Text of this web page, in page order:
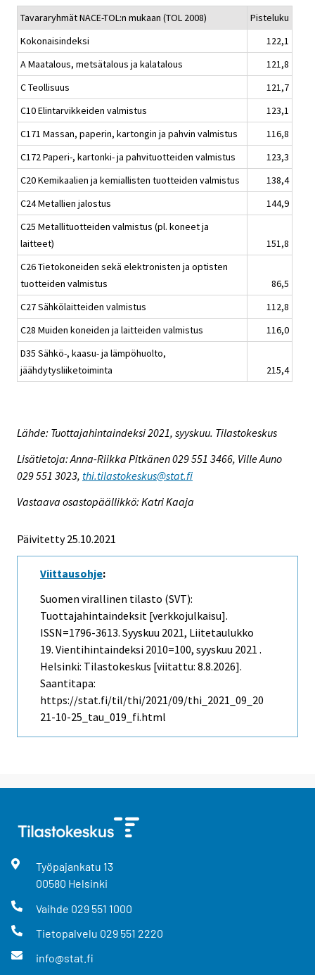
Tavararyhmät NACE-TOL:n mukaan (TOL 2008)
Pisteluku
Kokonaisindeksi
122,1
A Maatalous, metsätalous ja kalatalous
121,8
C Teollisuus
121,7
C10 Elintarvikkeiden valmistus
123,1
C171 Massan, paperin, kartongin ja pahvin valmistus
116,8
C172 Paperi-, kartonki- ja pahvituotteiden valmistus
123,3
C20 Kemikaalien ja kemiallisten tuotteiden valmistus
138,4
C24 Metallien jalostus
144,9
C25 Metallituotteiden valmistus (pl. koneet ja
laitteet)
151,8
C26 Tietokoneiden sekä elektronisten ja optisten
tuotteiden valmistus
86,5
C27 Sähkölaitteiden valmistus
112,8
C28 Muiden koneiden ja laitteiden valmistus
116,0
D35 Sähkö-, kaasu- ja lämpöhuolto,
jäähdytysliiketoiminta
215,4
Lähde: Tuottajahintaindeksi 2021, syyskuu. Tilastokeskus
Lisätietoja: Anna-Riikka Pitkänen 029 551 3466, Ville Auno
029 551 3023, thi.tilastokeskus@stat.fi
Vastaava osastopäällikkö: Katri Kaaja
Päivitetty 25.10.2021
Viittausohje:
Suomen virallinen tilasto (SVT):
Tuottajahintaindeksit [verkkojulkaisu].
ISSN=1796-3613. Syyskuu 2021, Liitetaulukko
19. Vientihintaindeksi 2010=100, syyskuu 2021 .
Helsinki: Tilastokeskus [viitattu: 8.8.2026].
Saantitapa:
https://stat.fi/til/thi/2021/09/thi_2021_09_20
21-10-25_tau_019_fi.html
Työpajankatu 13
00580 Helsinki
Vaihde 029 551 1000
Tietopalvelu 029 551 2220
info@stat.fi